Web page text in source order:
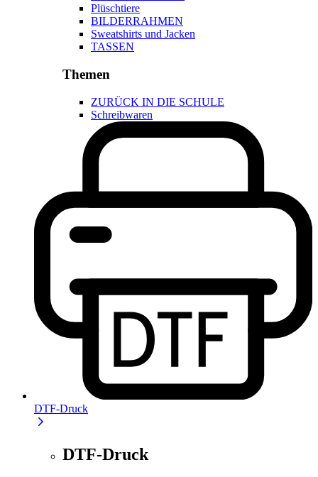
Plüschtiere
BILDERRAHMEN
Sweatshirts und Jacken
TASSEN
Themen
ZURÜCK IN DIE SCHULE
Schreibwaren
DTF-Druck
DTF-Druck